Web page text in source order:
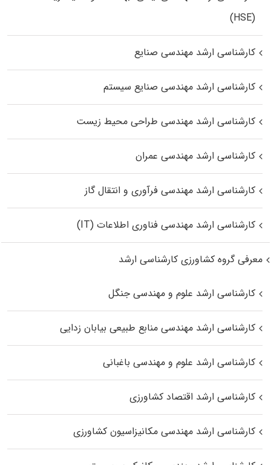
(HSE)
کارشناسی ارشد مهندسی صنایع
کارشناسی ارشد مهندسی صنایع سیستم
کارشناسی ارشد مهندسی طراحی محیط زیست
کارشناسی ارشد مهندسی عمران
کارشناسی ارشد مهندسی فرآوری و انتقال گاز
کارشناسی ارشد مهندسی فناوری اطلاعات (IT)
معرفی گروه کشاورزی کارشناسی ارشد
کارشناسی ارشد علوم و مهندسی جنگل
کارشناسی ارشد مهندسی منابع طبیعی بیابان زدایی
کارشناسی ارشد علوم و مهندسی باغبانی
کارشناسی ارشد اقتصاد کشاورزی
کارشناسی ارشد مهندسی مکانیزاسیون کشاورزی